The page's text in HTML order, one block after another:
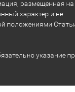
размещенная на
характер и не
положениями
указание